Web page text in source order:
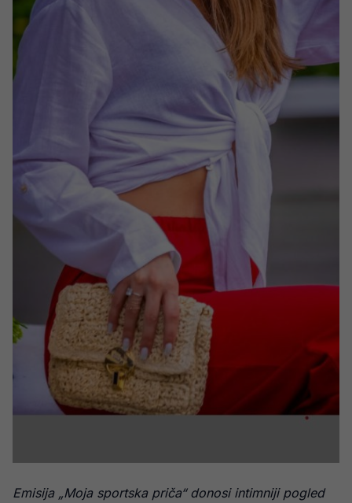
Emisija „Moja sportska priča“ donosi intimniji pogled